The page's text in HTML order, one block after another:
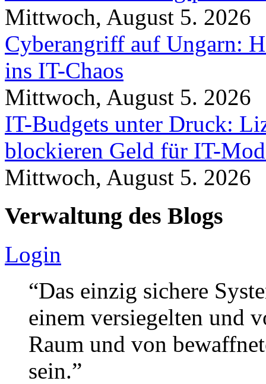
Mittwoch, August 5. 2026
Cyberangriff auf Ungarn:
ins IT-Chaos
Mittwoch, August 5. 2026
IT-Budgets unter Druck:
blockieren Geld für IT-
Mittwoch, August 5. 2026
Verwaltung des Blogs
Login
“Das einzig sichere
einem versiegelten und
Raum und von
sein.”